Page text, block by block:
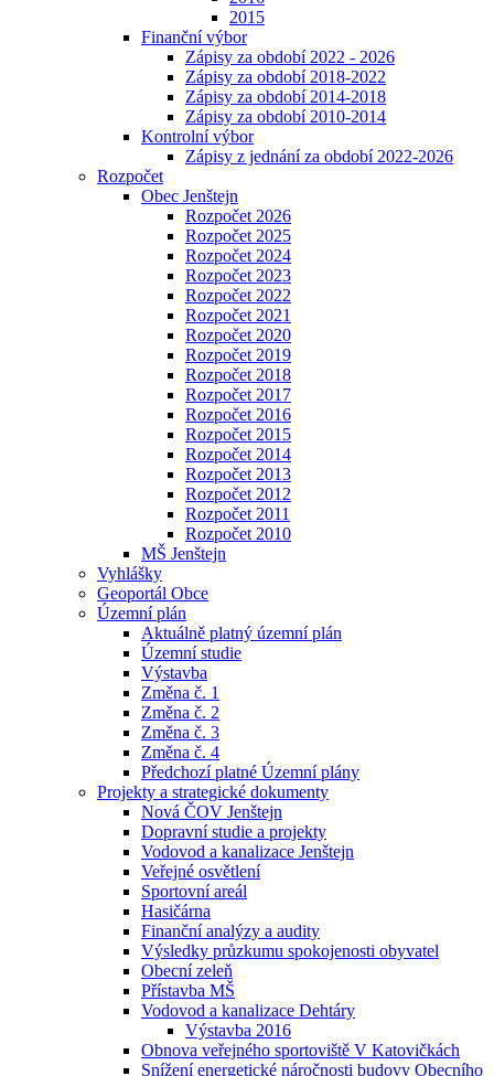
2015
Finanční výbor
Zápisy za období 2022 - 2026
Zápisy za období 2018-2022
Zápisy za období 2014-2018
Zápisy za období 2010-2014
Kontrolní výbor
Zápisy z jednání za období 2022-2026
Rozpočet
Obec Jenštejn
Rozpočet 2026
Rozpočet 2025
Rozpočet 2024
Rozpočet 2023
Rozpočet 2022
Rozpočet 2021
Rozpočet 2020
Rozpočet 2019
Rozpočet 2018
Rozpočet 2017
Rozpočet 2016
Rozpočet 2015
Rozpočet 2014
Rozpočet 2013
Rozpočet 2012
Rozpočet 2011
Rozpočet 2010
MŠ Jenštejn
Vyhlášky
Geoportál Obce
Územní plán
Aktuálně platný územní plán
Územní studie
Výstavba
Změna č. 1
Změna č. 2
Změna č. 3
Změna č. 4
Předchozí platné Územní plány
Projekty a strategické dokumenty
Nová ČOV Jenštejn
Dopravní studie a projekty
Vodovod a kanalizace Jenštejn
Veřejné osvětlení
Sportovní areál
Hasičárna
Finanční analýzy a audity
Výsledky průzkumu spokojenosti obyvatel
Obecní zeleň
Přístavba MŠ
Vodovod a kanalizace Dehtáry
Výstavba 2016
Obnova veřejného sportoviště V Katovičkách
Snížení energetické náročnosti budovy Obecního